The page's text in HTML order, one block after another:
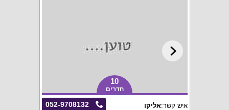
10
חדרים
052-9708132 איש קשר:אליקו